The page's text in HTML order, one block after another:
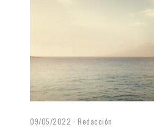
09/05/2022 Redacción